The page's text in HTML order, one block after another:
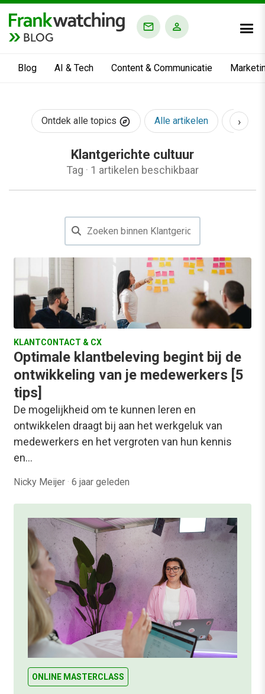
BLOG
Blog AI & Tech Content & Communicatie
Ontdek alle topics Alle artikelen AI &
›
Klantgerichte cultuur
Tag · 1 artikelen beschikbaar
KLANTCONTACT & CX
Optimale klantbeleving begint bij de
ontwikkeling van je medewerkers [5
tips]
De mogelijkheid om te kunnen leren en
ontwikkelen draagt bij aan het werkgeluk van
medewerkers en het vergroten van hun kennis
en…
Nicky Meijer · 6 jaar geleden
ONLINE MASTERCLASS